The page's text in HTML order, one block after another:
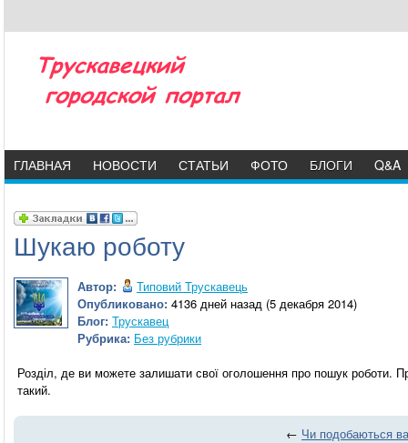
ГЛАВНАЯ НОВОСТИ СТАТЬИ ФОТО БЛОГИ Q&A
Шукаю роботу
Автор:
Типовий Трускавець
Опубликовано: 4136 дней назад (5 декабря 2014)
Блог: Трускавец
Рубрика: Без рубрики
Розділ, де ви можете залишати свої оголошення про пошук роботи.
такий.
← Чи подобаються